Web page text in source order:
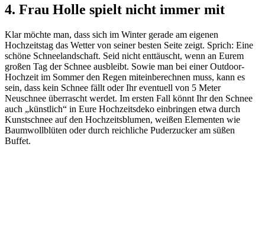
4. Frau Holle spielt nicht immer mit
Klar möchte man, dass sich im Winter gerade am eigenen
Hochzeitstag das Wetter von seiner besten Seite zeigt. Sprich: Eine
schöne Schneelandschaft. Seid nicht enttäuscht, wenn an Eurem
großen Tag der Schnee ausbleibt. Sowie man bei einer Outdoor-
Hochzeit im Sommer den Regen miteinberechnen muss, kann es
sein, dass kein Schnee fällt oder Ihr eventuell von 5 Meter
Neuschnee überrascht werdet. Im ersten Fall könnt Ihr den Schnee
auch „künstlich“ in Eure Hochzeitsdeko einbringen etwa durch
Kunstschnee auf den Hochzeitsblumen, weißen Elementen wie
Baumwollblüten oder durch reichliche Puderzucker am süßen
Buffet.